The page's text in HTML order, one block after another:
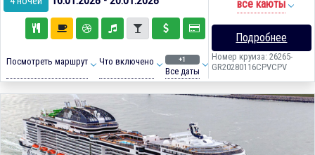
Посмотреть маршрут Что включено +1
Все даты
все каюты
Подробнее
Номер круиза: 26265-
GR20280116CPVCPV